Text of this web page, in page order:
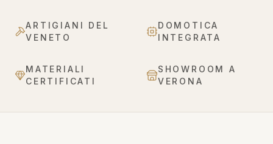
ARTIGIANI DEL
VENETO
DOMOTICA
INTEGRATA
MATERIALI
CERTIFICATI
SHOWROOM A
VERONA